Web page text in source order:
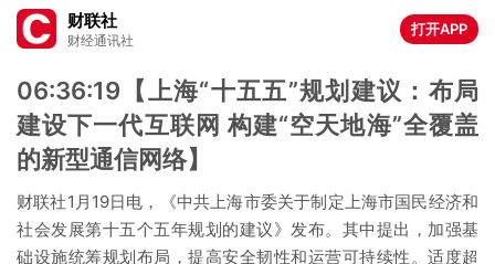
财联社
财经通讯社
打开APP
06:36:19【上海“十五五”规划建议：布局
建设下一代互联网 构建“空天地海”全覆盖
的新型通信网络】
财联社1月19日电，《中共上海市委关于制定上海市国民经济和
社会发展第十五个五年规划的建议》发布。其中提出，加强基
础设施统筹规划布局，提高安全韧性和运营可持续性。适度超